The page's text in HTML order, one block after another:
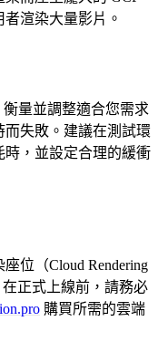
渲染大量影片。
量並調整適合您需求
失敗。建議在測試環
，並設定合理的緩衝
位（Cloud Rendering
在正式上線前，請務必
購買所需的雲端